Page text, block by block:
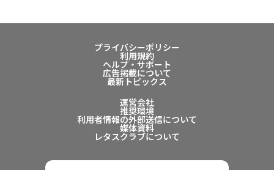
プライバシーポリシー
利用規約
ヘルプ・サポート
広告掲載について
最新トピックス
運営会社
推奨環境
利用者情報の外部送信について
媒体資料
レタスクラブについて